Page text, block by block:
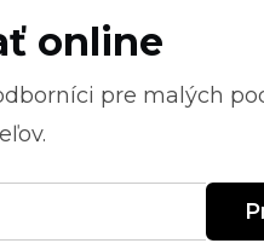
online
pre malých